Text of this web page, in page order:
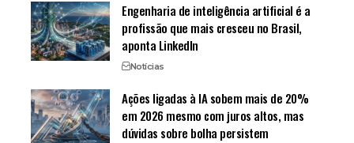
Engenharia de inteligência artificial é a
profissão que mais cresceu no Brasil,
aponta LinkedIn
Notícias
Ações ligadas à IA sobem mais de 20%
em 2026 mesmo com juros altos, mas
dúvidas sobre bolha persistem